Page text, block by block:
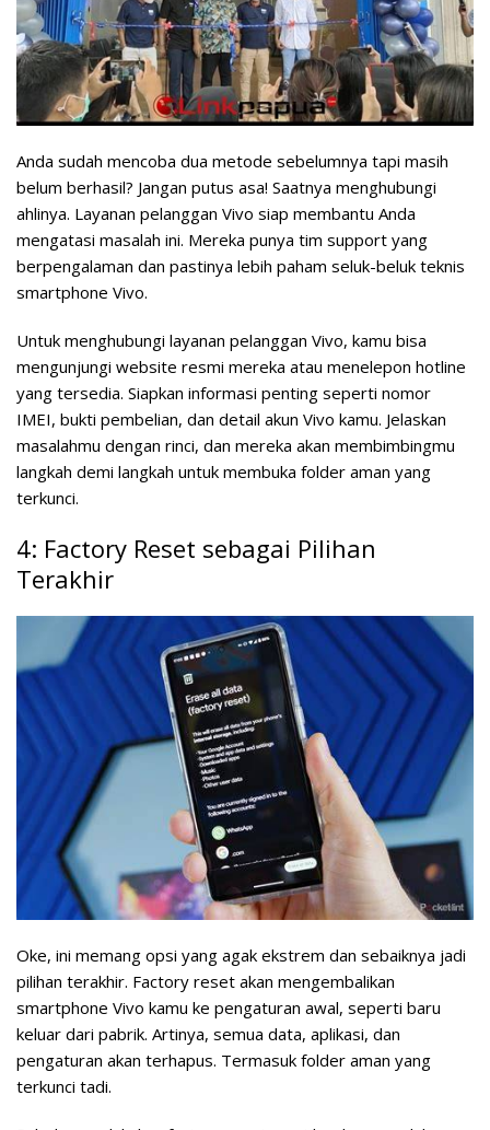
Anda sudah mencoba dua metode sebelumnya tapi masih
belum berhasil? Jangan putus asa! Saatnya menghubungi
ahlinya. Layanan pelanggan Vivo siap membantu Anda
mengatasi masalah ini. Mereka punya tim support yang
berpengalaman dan pastinya lebih paham seluk-beluk teknis
smartphone Vivo.
Untuk menghubungi layanan pelanggan Vivo, kamu bisa
mengunjungi website resmi mereka atau menelepon hotline
yang tersedia. Siapkan informasi penting seperti nomor
IMEI, bukti pembelian, dan detail akun Vivo kamu. Jelaskan
masalahmu dengan rinci, dan mereka akan membimbingmu
langkah demi langkah untuk membuka folder aman yang
terkunci.
4: Factory Reset sebagai Pilihan
Terakhir
Oke, ini memang opsi yang agak ekstrem dan sebaiknya jadi
pilihan terakhir. Factory reset akan mengembalikan
smartphone Vivo kamu ke pengaturan awal, seperti baru
keluar dari pabrik. Artinya, semua data, aplikasi, dan
pengaturan akan terhapus. Termasuk folder aman yang
terkunci tadi.